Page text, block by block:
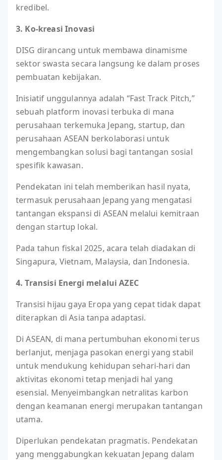
kredibel.
3. Ko-kreasi Inovasi
DISG dirancang untuk membawa dinamisme
sektor swasta secara langsung ke dalam proses
pembuatan kebijakan.
Inisiatif unggulannya adalah “Fast Track Pitch,”
sebuah platform inovasi terbuka di mana
perusahaan terkemuka Jepang, startup, dan
perusahaan ASEAN berkolaborasi untuk
mengembangkan solusi bagi tantangan sosial
spesifik kawasan.
Pendekatan ini telah memberikan hasil nyata,
termasuk perusahaan Jepang yang mengatasi
tantangan ekspansi di ASEAN melalui kemitraan
dengan startup lokal.
Pada tahun fiskal 2025, acara telah diadakan di
Singapura, Vietnam, Malaysia, dan Indonesia.
4. Transisi Energi melalui AZEC
Transisi hijau gaya Eropa yang cepat tidak dapat
diterapkan di Asia tanpa adaptasi.
Di ASEAN, di mana pertumbuhan ekonomi terus
berlanjut, menjaga pasokan energi yang stabil
untuk mendukung kehidupan sehari-hari dan
aktivitas ekonomi tetap menjadi hal yang
esensial. Menyeimbangkan netralitas karbon
dengan keamanan energi merupakan tantangan
utama.
Diperlukan pendekatan pragmatis. Pendekatan
yang menggabungkan kekuatan Jepang dalam